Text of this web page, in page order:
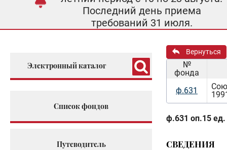
Последний день приема
требований 31 июля.
Электронный каталог
Список фондов
Путеводитель
Вернуться
№
фонда
ф.631
ф.631 оп.15 ед.
СВЕДЕНИЯ